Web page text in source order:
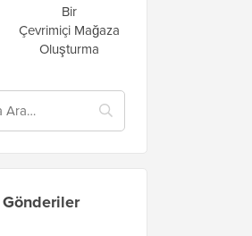
Bir
Çevrimiçi Mağaza
Oluşturma
Gönderiler